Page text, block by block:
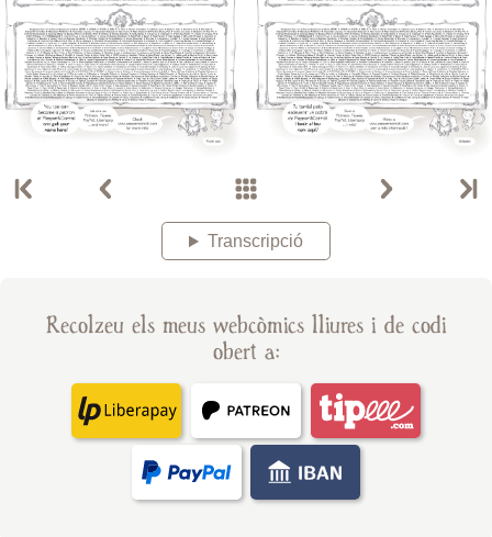
Transcripció
Recolzeu els meus webcòmics lliures i de codi
obert a: